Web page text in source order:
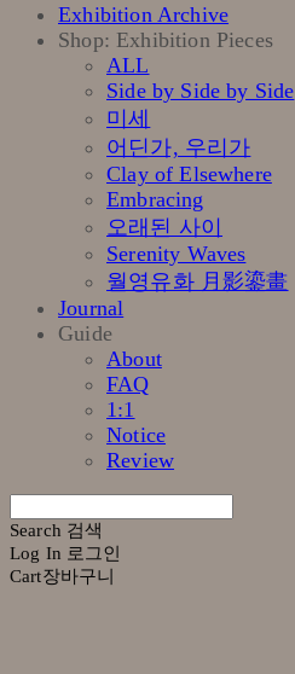
Exhibition Archive
Shop: Exhibition Pieces
ALL
Side by Side by Side
미세
어딘가, 우리가
Clay of Elsewhere
Embracing
오래된 사이
Serenity Waves
월영유화 月影鎏畫
Journal
Guide
About
FAQ
1:1
Notice
Review
Search 검색
Log In 로그인
Cart장바구니